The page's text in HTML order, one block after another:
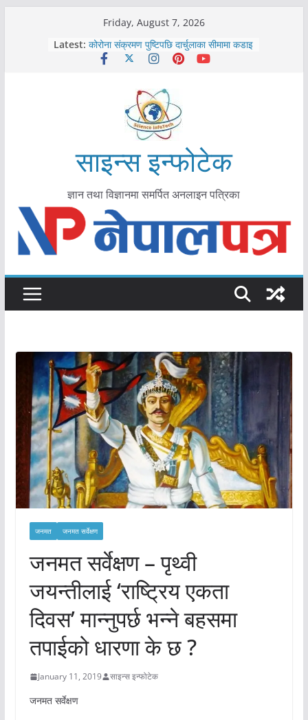
Friday, August 7, 2026
Latest: कोरोना संक्रमण पुष्टिपछि दार्चुलाका सीमामा कडाइ
विराटनगर महानगरद्वारा पूर्ण खोप सुनिश्चित घोषणा
मकवानपुरमा खोरेत रोग विरुद्धको खोप लगाउन
आयुर्वेद चिकित्सा प्रणालीको भूमिका महत्वपूर्ण छ :
मुख्यमन्त्री शाह
काभ्रेपलाञ्चोकमा आयुर्वेद स्वास्थ्योपचारतर्फ
आकर्षण बढ्दै
साइन्स इन्फोटेक
ज्ञान तथा विज्ञानमा समर्पित अनलाइन पत्रिका
जनमत जनमत सर्वेक्षण
जनमत सर्वेक्षण – पृथ्वी
जयन्तीलाई ‘राष्ट्रिय एकता
दिवस’ मान्नुपर्छ भन्ने बहसमा
तपाईको धारणा के छ ?
January 11, 2019 साइन्स इन्फोटेक
जनमत सर्वेक्षण